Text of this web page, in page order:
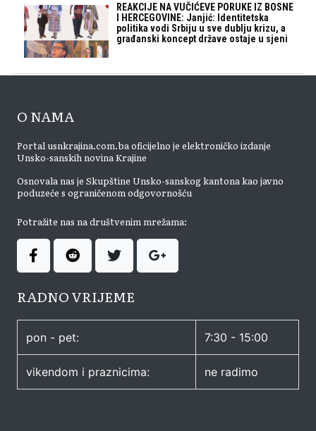
REAKCIJE NA VUČIĆEVE PORUKE IZ BOSNE
I HERCEGOVINE: Janjić: Identitetska
politika vodi Srbiju u sve dublju krizu, a
građanski koncept države ostaje u sjeni
O NAMA
Portal usnkrajina.com.ba oficijelno je elektroničko izdanje
Unsko-sanskih novina Krajine
Osnovala nas je Skupštine Unsko-sanskog kantona kao javno
poduzeće s ograničenom odgovornošću
Potražite nas na društvenim mrežama:
RADNO VRIJEME
pon - pet: 7:30 - 15:00
vikendom i praznicima: ne radimo